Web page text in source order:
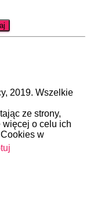
2019. Wszelkie
ze strony,
o celu ich
w